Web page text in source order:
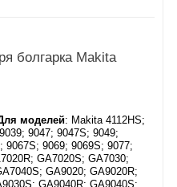
болгарка Makita
моделей: Makita 4112HS;
9047; 9047S; 9049;
9067S; 9069; 9069S; 9077;
GA7020S; GA7030;
GA9020; GA9020R;
GA9040R; GA9040S;